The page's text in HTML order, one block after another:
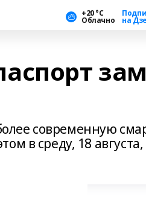
+20 °С
Облачно на
современную
в среду, 18 августа,